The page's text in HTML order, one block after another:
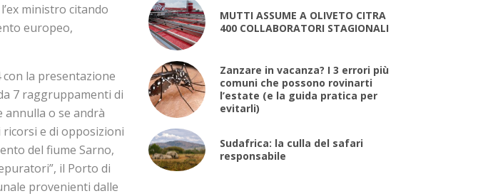
ministro citando
europeo,
con la presentazione
7 raggruppamenti di
annulla o se andrà
e di opposizioni
del fiume Sarno,
il Porto di
provenienti dalle
MUTTI ASSUME A OLIVETO CITRA
400 COLLABORATORI STAGIONALI
Zanzare in vacanza? I 3 errori più
comuni che possono rovinarti
l’estate (e la guida pratica per
evitarli)
Sudafrica: la culla del safari
responsabile